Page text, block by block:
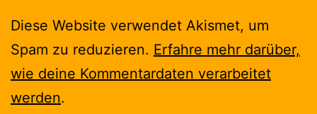
Diese Website verwendet Akismet, um
Spam zu reduzieren. Erfahre mehr darüber,
wie deine Kommentardaten verarbeitet
werden.